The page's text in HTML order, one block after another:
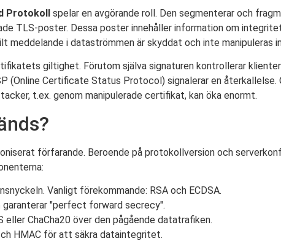
Protokoll spelar en avgörande roll. Den segmenterar och
TLS-poster. Dessa poster innehåller information om
i dataströmmen är skyddat och inte manipuleras
giltighet. Förutom själva signaturen kontrollerar
(Online Certificate Status Protocol) signalerar en återkallelse.
t.ex. genom manipulerade certifikat, kan öka enormt.
förfarande. Beroende på protokollversion och
Vanligt förekommande: RSA och ECDSA.
garanterar "perfect forward secrecy".
eller ChaCha20 över den pågående datatrafiken.
HMAC för att säkra dataintegritet.